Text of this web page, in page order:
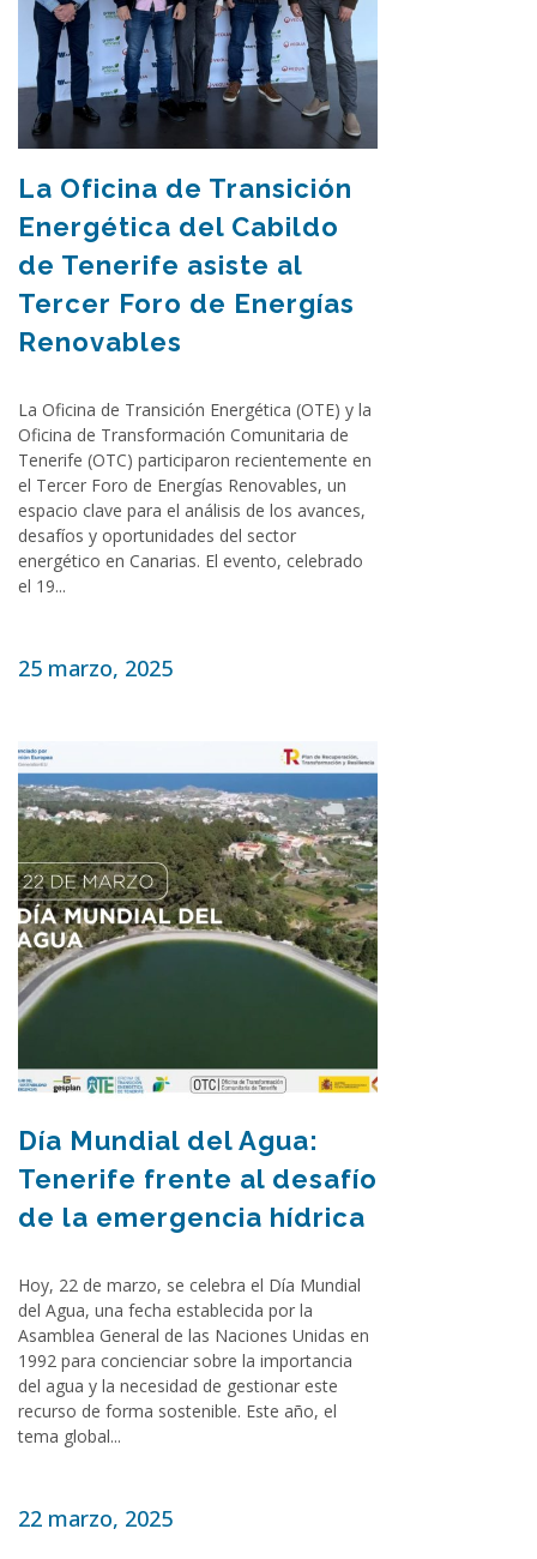
La Oficina de Transición
Energética del Cabildo
de Tenerife asiste al
Tercer Foro de Energías
Renovables
La Oficina de Transición Energética (OTE) y la
Oficina de Transformación Comunitaria de
Tenerife (OTC) participaron recientemente en
el Tercer Foro de Energías Renovables, un
espacio clave para el análisis de los avances,
desafíos y oportunidades del sector
energético en Canarias. El evento, celebrado
el 19...
25 marzo, 2025
Día Mundial del Agua:
Tenerife frente al desafío
de la emergencia hídrica
Hoy, 22 de marzo, se celebra el Día Mundial
del Agua, una fecha establecida por la
Asamblea General de las Naciones Unidas en
1992 para concienciar sobre la importancia
del agua y la necesidad de gestionar este
recurso de forma sostenible. Este año, el
tema global...
22 marzo, 2025